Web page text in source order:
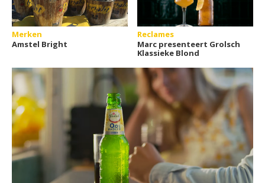
Merken
Amstel Bright
Reclames
Marc presenteert Grolsch
Klassieke Blond